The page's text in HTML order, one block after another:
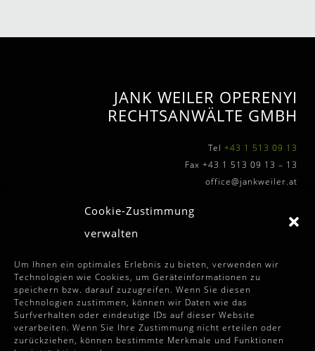
Cookie-Zustimmung
verwalten
Um Ihnen ein optimales Erlebnis zu bieten, verwenden wir
Technologien wie Cookies, um Geräteinformationen zu
speichern bzw. darauf zuzugreifen. Wenn Sie diesen
Technologien zustimmen, können wir Daten wie das
Surfverhalten oder eindeutige IDs auf dieser Website
verarbeiten. Wenn Sie Ihre Zustimmung nicht erteilen oder
zurückziehen, können bestimmte Merkmale und Funktionen
JANK WEILER OPERENYI
RECHTSANWÄLTE GMBH
Tel +43 1 513 09 13
Fax +43 1 513 09 13 – 13
office@jankweiler.at
WEITERFÜHRENDE INFOS
Allgemeine Auftragssbedingungen
Disclaimer
Impressum